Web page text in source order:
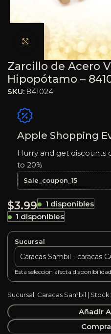
Haga clic para
Zarcillo de Acero
Hipopótamo –
SKU: 841024
Apple Shopping
Hurry and get discounts
to 20%
Sale_coupon_15
$3.99
1 disponibles
1 disponibles
Sucursal
Esta seleccion afecta
Sucursal: Caracas Sambil |
Añadir